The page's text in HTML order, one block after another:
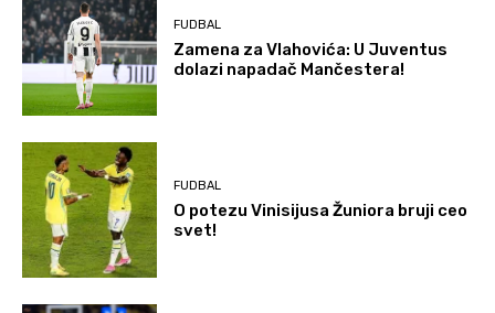
FUDBAL
Zamena za Vlahovića: U Juventus
dolazi napadač Mančestera!
FUDBAL
O potezu Vinisijusa Žuniora bruji ceo
svet!